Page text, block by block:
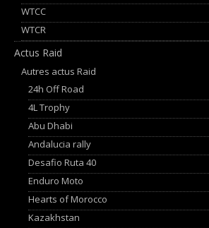
WTCC
WTCR
Actus Raid
Autres actus Raid
24h Off Road
4L Trophy
Abu Dhabi
Andalucia rally
Desafio Ruta 40
Enduro Moto
Hearts of Morocco
Kazakhstan